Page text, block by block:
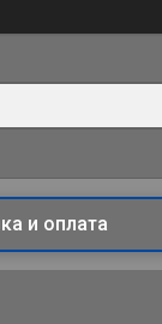
и оплата